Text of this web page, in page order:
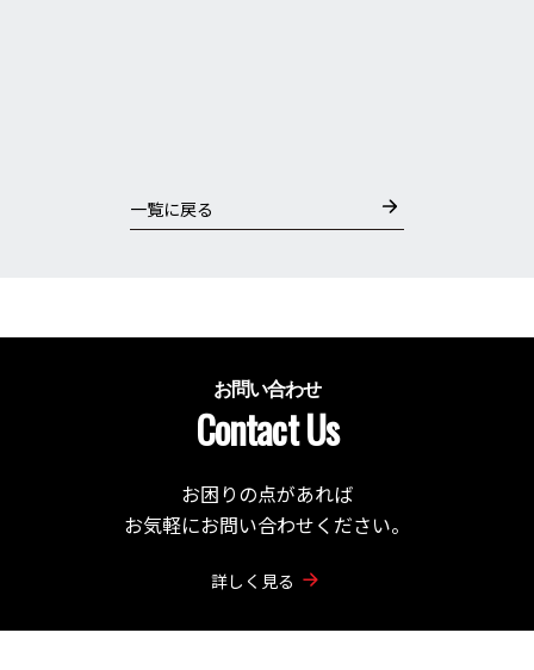
一覧に戻る
お問い合わせ
Contact Us
お困りの点があれば
お気軽にお問い合わせください。
詳しく見る